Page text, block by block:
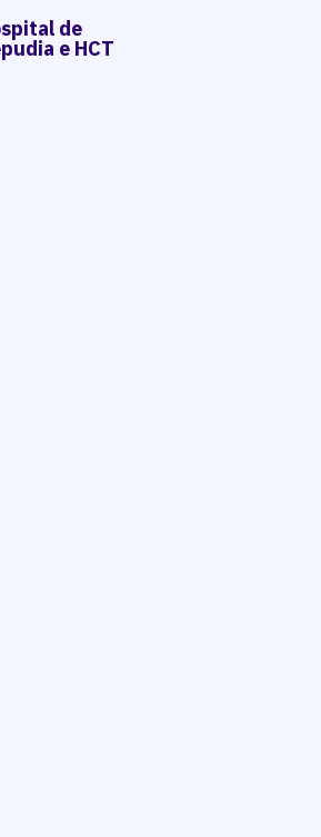
de
e HCT